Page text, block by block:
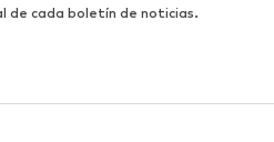
de cada boletín de noticias.